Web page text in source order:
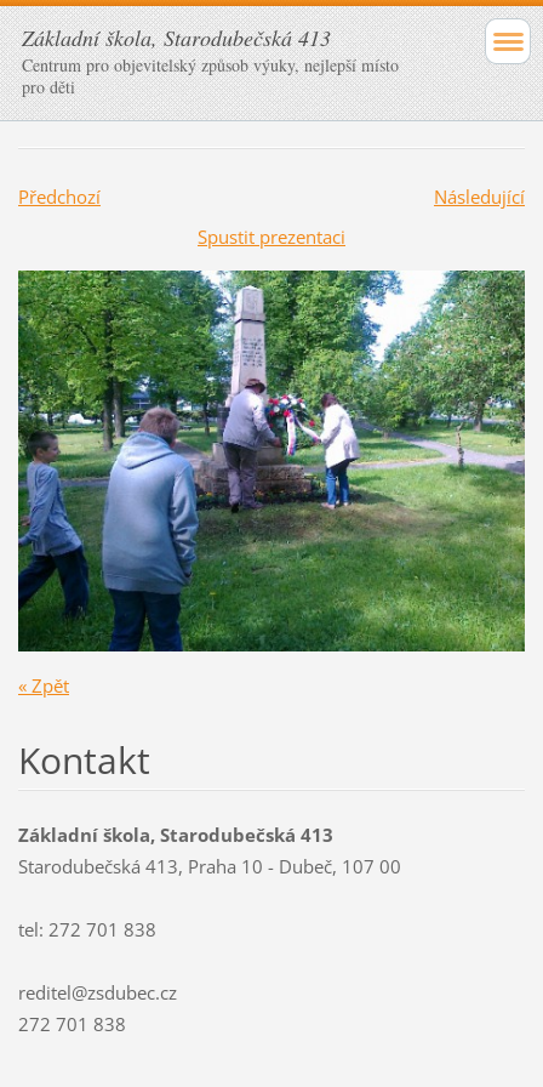
Základní škola, Starodubečská 413
Centrum pro objevitelský způsob výuky, nejlepší místo
pro děti
Předchozí
Následující
Spustit prezentaci
« Zpět
Kontakt
Základní škola, Starodubečská 413
Starodubečská 413, Praha 10 - Dubeč, 107 00
tel: 272 701 838
reditel@zsdubec.cz
272 701 838